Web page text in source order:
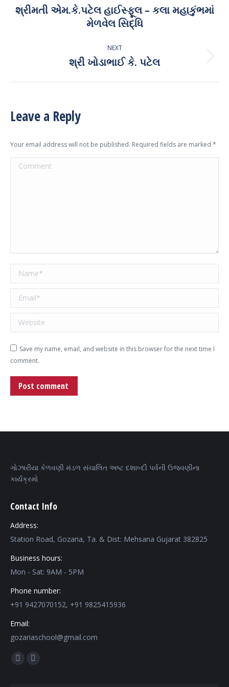
navigation
Previous
post:
શ્રીમતી એમ.કે.પટેલ હાઈસ્ફૂલ – કલા મહાકુંભમાં
મેળવેલ સિદ્ધિ
NEXT
Next
શ્રી ખોડાભાઈ કે. પટેલ
Leave a Reply
Your email address will not be published. Required fields are marked *
Comment
Name *
Email *
Website
Save my name, email, and website in this browser for the next time I
comment.
Post comment
ગોઝારીયા કેળવણી મંડળ સંચાલિત અષ્ટ દશાબ્દી પર્વની ઉજવણીના
કાર્યક્રમો
Contact Info
Address:
Station Road, Gozaria, Ta. & Dist: Mehsana Gujarat 382825
Business hours:
Mon - Sat: 9AM - 5PM
Phone number:
+91 9427070152, +91 9825415936
Email:
gozariaschool@gmail.com
Find us on:
Facebook
Mail